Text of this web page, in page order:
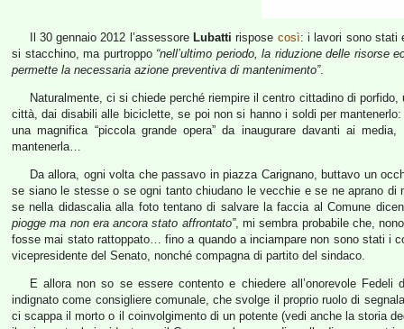
Il 30 gennaio 2012 l’assessore Lubatti rispose così: i lavori sono stati
si stacchino, ma purtroppo “nell’ultimo periodo, la riduzione delle risorse
permette la necessaria azione preventiva di mantenimento”.
Naturalmente, ci si chiede perché riempire il centro cittadino di
città, dai disabili alle biciclette, se poi non si hanno i soldi per
una magnifica “piccola grande opera” da inaugurare davanti ai
mantenerla…
Da allora, ogni volta che passavo in piazza Carignano, buttavo un
se siano le stesse o se ogni tanto chiudano le vecchie e se ne aprano
se nella didascalia alla foto tentano di salvare la faccia al Comune
piogge ma non era ancora stato affrontato”, mi sembra probabile che,
fosse mai stato rattoppato… fino a quando a inciampare non sono stati i
vicepresidente del Senato, nonché compagna di partito del sindaco.
E allora non so se essere contento e chiedere all’onorevole
indignato come consigliere comunale, che svolge il proprio ruolo di
ci scappa il morto o il coinvolgimento di un potente (vedi anche la storia